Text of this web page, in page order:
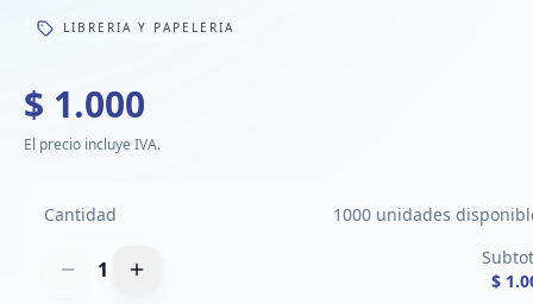
LIBRERIA Y PAPELERIA
$ 1.000
El precio incluye IVA.
Cantidad 1000 unidades
1
$